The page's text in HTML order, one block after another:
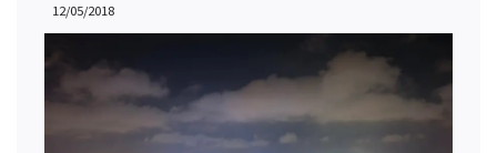
12/05/2018